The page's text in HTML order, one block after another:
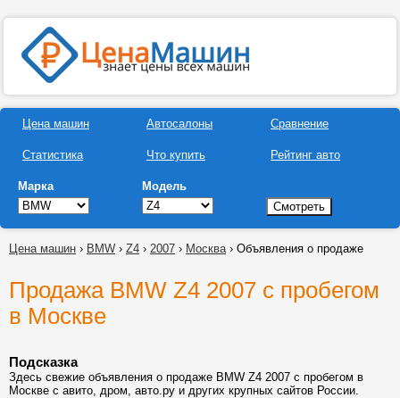
Цена машин
Статистика
Автосалоны
Что купить
Сравнение
Рейтинг авто
Марка Модель
Цена машин › BMW › Z4 › 2007 › Москва› Объявления о продаже
Продажа BMW Z4 2007 с пробегом
в Москве
Подсказка
Здесь свежие объявления о продаже BMW Z4 2007 с пробегом в
Москве с авито, дром, авто.ру и других крупных сайтов России.